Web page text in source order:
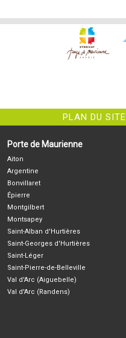
PLAN DU SITE
Porte de Maurienne
Aiton
Argentine
Bonvillaret
Épierre
Montgilbert
Montsapey
Saint-Alban d'Hurtières
Saint-Georges d'Hurtières
Saint-Léger
Saint-Pierre-de-Belleville
Val d'Arc (Aiguebelle)
Val d'Arc (Randens)